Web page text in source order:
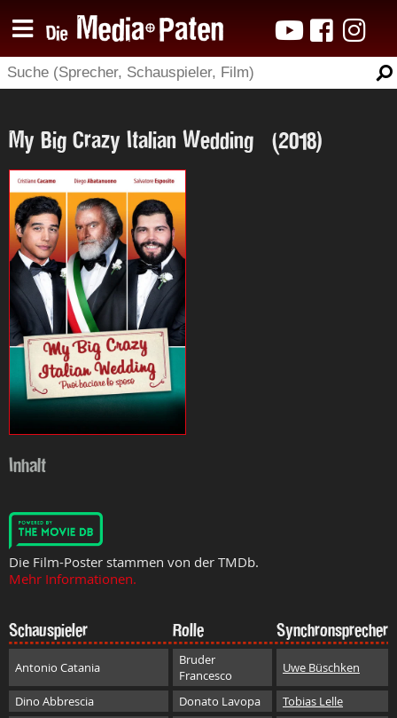
My Big Crazy Italian Wedding (2018)
Inhalt
Die Film-Poster stammen von der TMDb.
Mehr Informationen.
Schauspieler Rolle Synchronsprecher
Antonio Catania
Bruder
Francesco
Uwe Büschken
Dino Abbrescia Donato Lavopa
Tobias Lelle